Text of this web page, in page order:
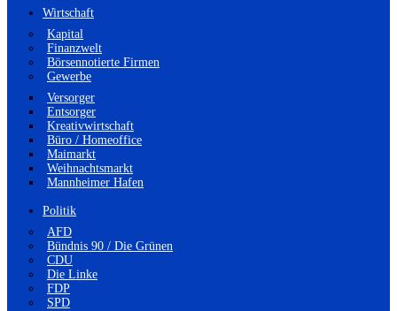
Wirtschaft
Kapital
Finanzwelt
Börsennotierte Firmen
Gewerbe
Versorger
Entsorger
Kreativwirtschaft
Büro / Homeoffice
Maimarkt
Weihnachtsmarkt
Mannheimer Hafen
Politik
AFD
Bündnis 90 / Die Grünen
CDU
Die Linke
FDP
SPD